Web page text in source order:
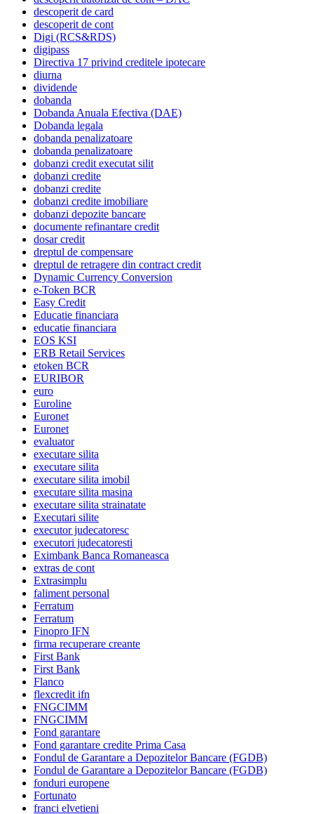
descoperit de card
descoperit de cont
Digi (RCS&RDS)
digipass
Directiva 17 privind creditele ipotecare
diurna
dividende
dobanda
Dobanda Anuala Efectiva (DAE)
Dobanda legala
dobanda penalizatoare
dobanda penalizatoare
dobanzi credit executat silit
dobanzi credite
dobanzi credite
dobanzi credite imobiliare
dobanzi depozite bancare
documente refinantare credit
dosar credit
dreptul de compensare
dreptul de retragere din contract credit
Dynamic Currency Conversion
e-Token BCR
Easy Credit
Educatie financiara
educatie financiara
EOS KSI
ERB Retail Services
etoken BCR
EURIBOR
euro
Euroline
Euronet
Euronet
evaluator
executare silita
executare silita
executare silita imobil
executare silita masina
executare silita strainatate
Executari silite
executor judecatoresc
executori judecatoresti
Eximbank Banca Romaneasca
extras de cont
Extrasimplu
faliment personal
Ferratum
Ferratum
Finopro IFN
firma recuperare creante
First Bank
First Bank
Flanco
flexcredit ifn
FNGCIMM
FNGCIMM
Fond garantare
Fond garantare credite Prima Casa
Fondul de Garantare a Depozitelor Bancare (FGDB)
Fondul de Garantare a Depozitelor Bancare (FGDB)
fonduri europene
Fortunato
franci elvetieni